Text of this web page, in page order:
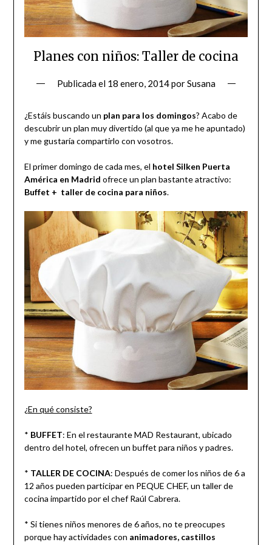
Planes con niños: Taller de cocina
Publicada el 18 enero, 2014porSusana
¿Estáis buscando un plan para los domingos? Acabo de
descubrir un plan muy divertido (al que ya me he apuntado)
y me gustaría compartirlo con vosotros.
El primer domingo de cada mes, el hotel Silken Puerta
América en Madrid ofrece un plan bastante atractivo:
Buffet + taller de cocina para niños.
¿En qué consiste?
* BUFFET: En el restaurante MAD Restaurant, ubicado
dentro del hotel, ofrecen un buffet para niños y padres.
* TALLER DE COCINA: Después de comer los niños de 6 a
12 años pueden participar en PEQUE CHEF, un taller de
cocina impartido por el chef Raúl Cabrera.
* Si tienes niños menores de 6 años, no te preocupes
porque hay actividades con animadores, castillos